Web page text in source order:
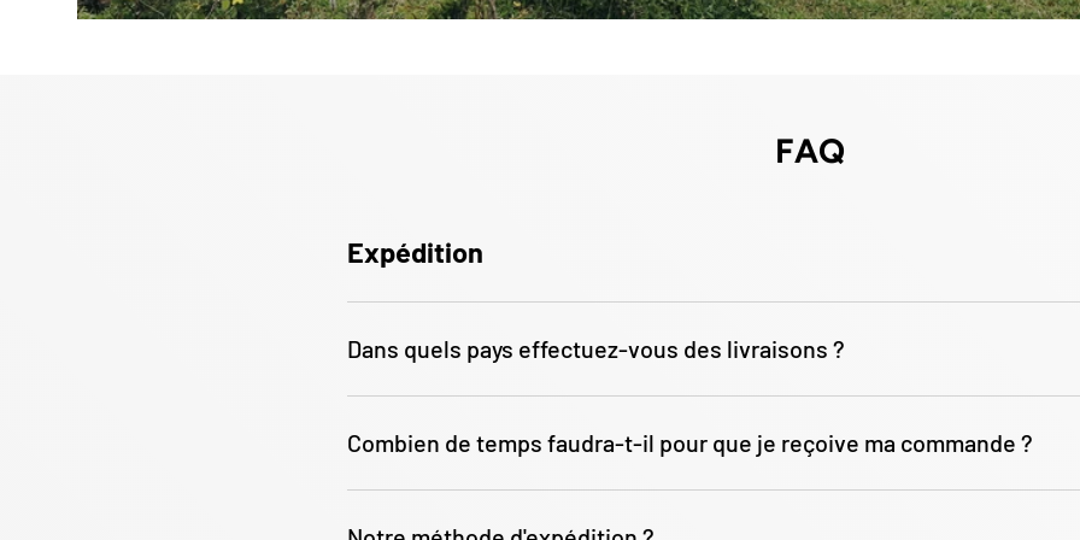
FAQ
Expédition
Dans quels pays effectuez-vous des livraisons ?
Combien de temps faudra-t-il pour que je reçoive ma commande ?